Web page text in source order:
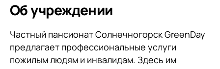
Об учреждении
Частный пансионат Солнечногорск GreenDay
предлагает профессиональные услуги
пожилым людям и инвалидам. Здесь им